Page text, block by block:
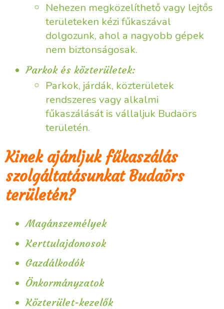
Nehezen megközelíthető vagy lejtős
területeken kézi fűkaszával
dolgozunk, ahol a nagyobb gépek
nem biztonságosak.
Parkok és közterületek:
Parkok, járdák, közterületek
rendszeres vagy alkalmi
fűkaszálását is vállaljuk Budaörs
területén.
Kinek ajánljuk fűkaszálás
szolgáltatásunkat Budaörs
területén?
Magánszemélyek
Kerttulajdonosok
Gazdálkodók
Önkormányzatok
Közterület-kezelők